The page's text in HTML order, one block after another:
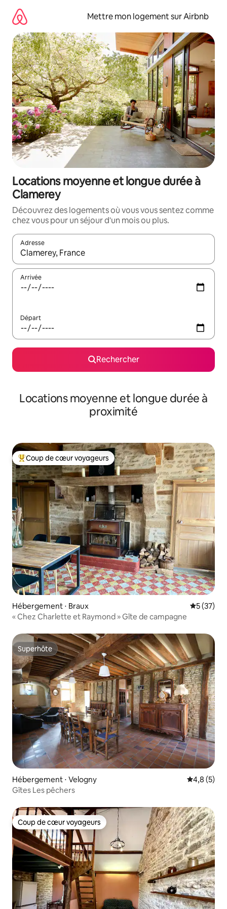
directement
contenu
Mettre mon logement sur Airbnb
Locations moyenne et longue durée à
Clamerey
Découvrez des logements où vous vous sentez comme
chez vous pour un séjour d'un mois ou plus.
Adresse
Lorsque les résultats s'affichent, utilisez les flèches vers le
Arrivée
Départ
Rechercher
Locations moyenne et longue durée à
proximité
Coups de cœur voyageurs les plus appréciés
Coup de cœur voyageurs
Hébergement ⋅ Braux
5 (37)
« Chez Charlette et Raymond » Gîte de campagne
Superhôte
Superhôte
Hébergement ⋅ Velogny Évaluation
4,8 (5)
Gîtes Les pêchers
Coup de cœur voyageurs
Coup de cœur voyageurs